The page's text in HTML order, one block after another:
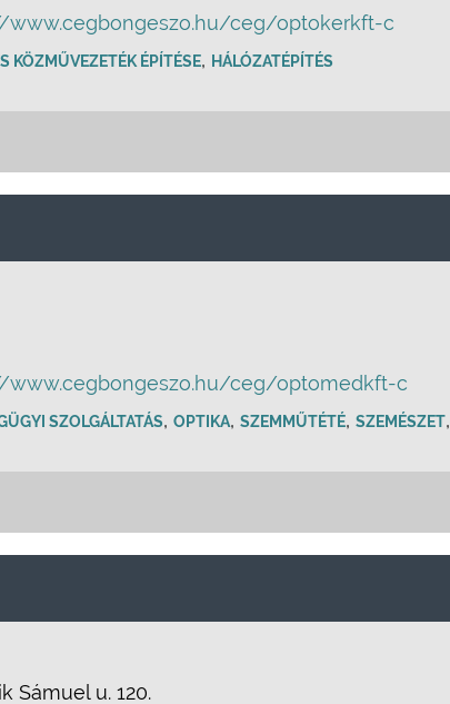
www.cegbongeszo.hu/ceg/optokerkft-c
KÖZMŰVEZETÉK ÉPÍTÉSE, HÁLÓZATÉPÍTÉS
www.cegbongeszo.hu/ceg/optomedkft-c
SZOLGÁLTATÁS, OPTIKA, SZEMMŰTÉTÉ, SZEMÉSZET,
Sámuel u. 120.